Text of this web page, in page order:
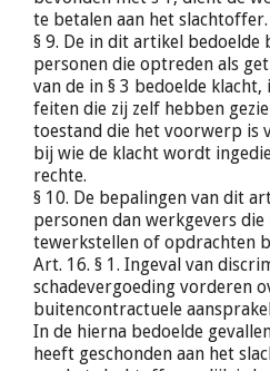
te betalen aan het slachtoffer.
§ 9. De in dit artikel bedoelde
personen die optreden als
van de in § 3 bedoelde
feiten die zij zelf hebben
toestand die het voorwerp is
bij wie de klacht wordt
rechte.
§ 10. De bepalingen van dit
personen dan werkgevers
tewerkstellen of opdrachten
Art. 16. § 1. Ingeval van
schadevergoeding vorderen
buitencontractuele
In de hierna bedoelde
heeft geschonden aan het